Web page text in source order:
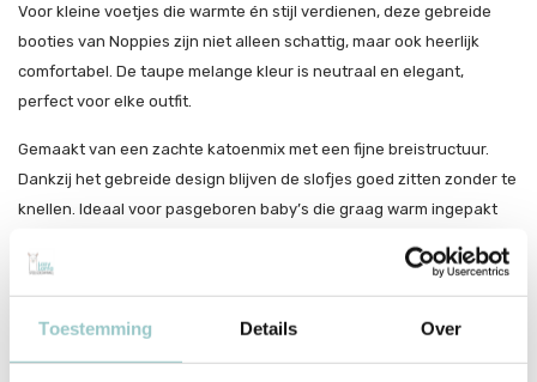
Toestemming Details Over
Voor kleine voetjes die warmte én stijl verdienen, deze gebreide
booties van Noppies zijn niet alleen schattig, maar ook heerlijk
comfortabel. De taupe melange kleur is neutraal en elegant,
perfect voor elke outfit.
Gemaakt van een zachte katoenmix met een fijne breistructuur.
Dankzij het gebreide design blijven de slofjes goed zitten zonder te
knellen. Ideaal voor pasgeboren baby’s die graag warm ingepakt
mutsje voor een complete look.
Waarom je dit wilt